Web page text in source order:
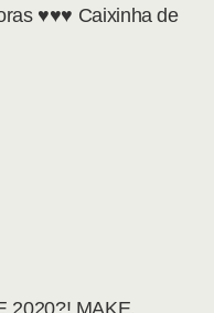
♥♥♥ Caixinha de
2020?! MAKE,